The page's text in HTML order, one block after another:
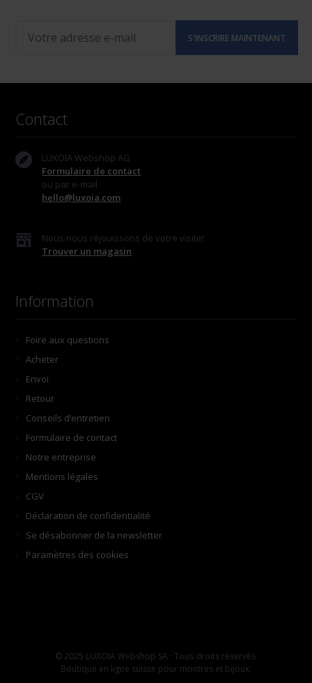
Contact
LUXOIA Webshop AG
Formulaire de contact
ou par e-mail
hello@luxoia.com
Nous nous réjouissons de votre visite!
Trouver un magasin
Information
Foire aux questions
Acheter
Envoi
Retour
Conseils d’entretien
Formulaire de contact
Notre entreprise
Mentions légales
CGV
Déclaration de confidentialité
Se désabonner de la newsletter
Paramètres des cookies
© 2025 LUXOIA Webshop SA · Tous droits réservés.
Boutique en ligne suisse pour montres et bijoux.